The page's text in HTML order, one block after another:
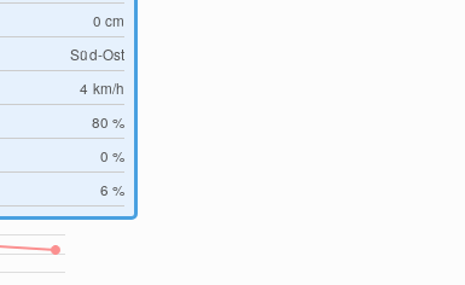
0 cm
Süd-Ost
4 km/h
80 %
0 %
6 %